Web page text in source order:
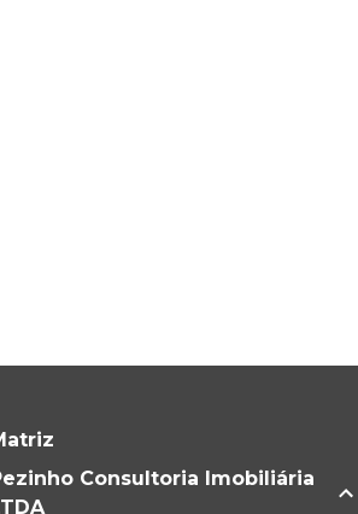
Consultoria Imobiliária